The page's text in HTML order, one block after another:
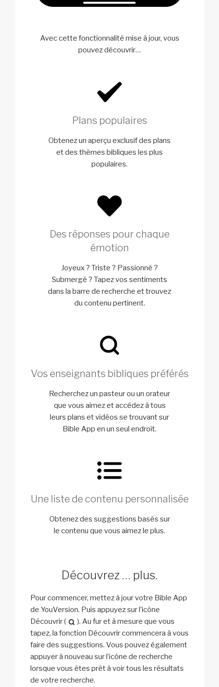
Avec cette fonctionnalité mise à jour, vous
pouvez découvrir…
Plans populaires
Obtenez un aperçu exclusif des plans
et des thèmes bibliques les plus
populaires.
Des réponses pour chaque
émotion
Joyeux ? Triste ? Passionné ?
Submergé ? Tapez vos sentiments
dans la barre de recherche et trouvez
du contenu pertinent.
Vos enseignants bibliques préférés
Recherchez un pasteur ou un orateur
que vous aimez et accédez à tous
leurs plans et vidéos se trouvant sur
Bible App en un seul endroit.
Une liste de contenu personnalisée
Obtenez des suggestions basés sur
le contenu que vous aimez le plus.
Découvrez … plus.
Pour commencer, mettez à jour votre Bible App
de YouVersion. Puis appuyez sur l’icône
Découvrir (
). Au fur et à mesure que vous
tapez, la fonction Découvrir commencera à vous
faire des suggestions. Vous pouvez également
appuyer à nouveau sur l’icône de recherche
lorsque vous êtes prêt à voir tous les résultats
de votre recherche.